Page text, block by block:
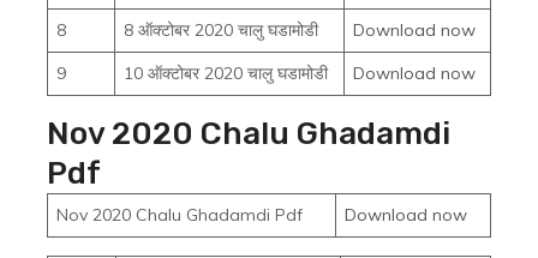
8
8 ऑक्टोबर 2020 चालु घडामोडी
Download now
9
10 ऑक्टोबर 2020 चालु घडामोडी Download now
Nov 2020 Chalu Ghadamdi
Pdf
Nov 2020 Chalu Ghadamdi Pdf Download now